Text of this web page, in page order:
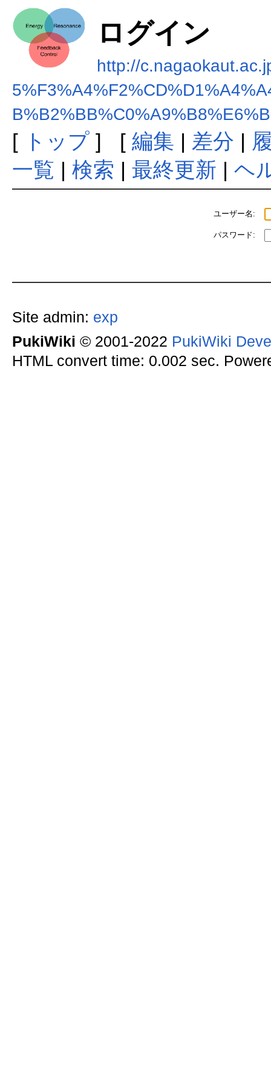
ログイン
http://
[ トップ] [ 編集 | 差分 |
一覧 | 検索 | 最終更新 | ヘ
ユーザー名:
パスワード:
Site admin: exp
PukiWiki © 2001-2022 PukiWiki
HTML convert time: 0.002 sec.